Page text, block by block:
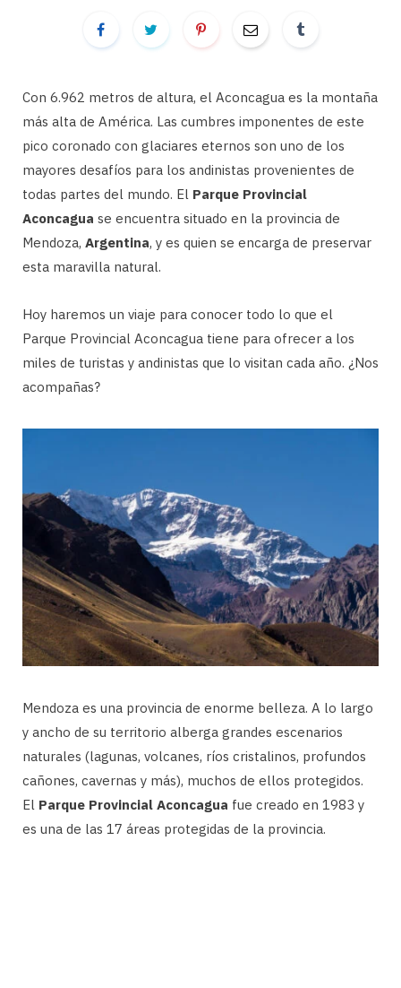
Con 6.962 metros de altura, el Aconcagua es la montaña
más alta de América. Las cumbres imponentes de este
pico coronado con glaciares eternos son uno de los
mayores desafíos para los andinistas provenientes de
todas partes del mundo. El Parque Provincial
Aconcagua se encuentra situado en la provincia de
Mendoza, Argentina, y es quien se encarga de preservar
esta maravilla natural.
Hoy haremos un viaje para conocer todo lo que el
Parque Provincial Aconcagua tiene para ofrecer a los
miles de turistas y andinistas que lo visitan cada año. ¿Nos
acompañas?
Mendoza es una provincia de enorme belleza. A lo largo
y ancho de su territorio alberga grandes escenarios
naturales (lagunas, volcanes, ríos cristalinos, profundos
cañones, cavernas y más), muchos de ellos protegidos.
El Parque Provincial Aconcagua fue creado en 1983 y
es una de las 17 áreas protegidas de la provincia.